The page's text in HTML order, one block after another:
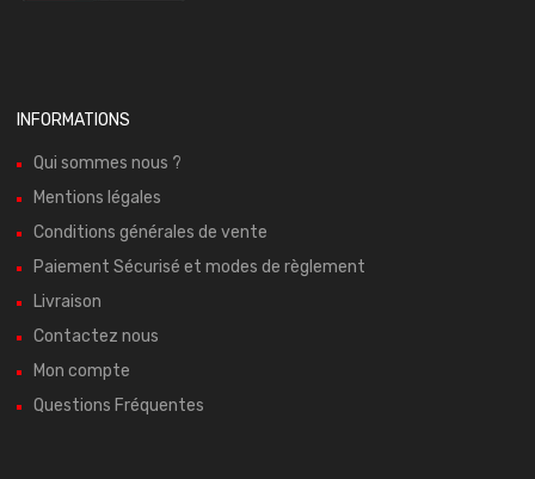
INFORMATIONS
Qui sommes nous ?
Mentions légales
Conditions générales de vente
Paiement Sécurisé et modes de règlement
Livraison
Contactez nous
Mon compte
Questions Fréquentes